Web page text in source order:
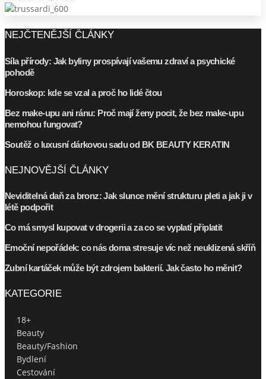
NEJČTENĚJŠÍ ČLÁNKY
Síla přírody: Jak byliny prospívají vašemu zdraví a psychické
pohodě
Horoskop: kde se vzal a proč ho lidé čtou
Bez make-upu ani ránu: Proč mají ženy pocit, že bez make-upu
nemohou fungovat?
Soutěž o luxusní dárkovou sadu od BK BEAUTY KERATIN
NEJNOVĚJŠÍ ČLÁNKY
Neviditelná daň za bronz: Jak slunce mění strukturu pleti a jak ji v
létě podpořit
Co má smysl kupovat v drogerii a za co se vyplatí připlatit
Emoční nepořádek: co nás doma stresuje víc než neuklizená skříň
Zubní kartáček může být zdrojem bakterií. Jak často ho měnit?
KATEGORIE
18+
Beauty
Beauty/Fashion
Bydlení
Cestování